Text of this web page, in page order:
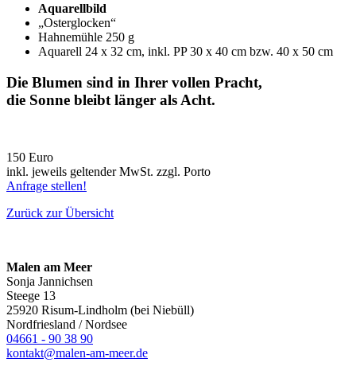
Aquarellbild
„Osterglocken“
Hahnemühle 250 g
Aquarell 24 x 32 cm, inkl. PP 30 x 40 cm bzw. 40 x 50 cm
Die Blumen sind in Ihrer vollen Pracht,
die Sonne bleibt länger als Acht.
150 Euro
inkl. jeweils geltender MwSt. zzgl. Porto
Anfrage stellen!
Zurück zur Übersicht
Malen am Meer
Sonja Jannichsen
Steege 13
25920 Risum-Lindholm (bei Niebüll)
Nordfriesland / Nordsee
04661 - 90 38 90
kontakt@malen-am-meer.de